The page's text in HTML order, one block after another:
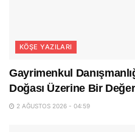
KÖŞE YAZILARI
Gayrimenkul
Doğası Üzerine Bir
2 AĞUSTOS 2026 - 04:59